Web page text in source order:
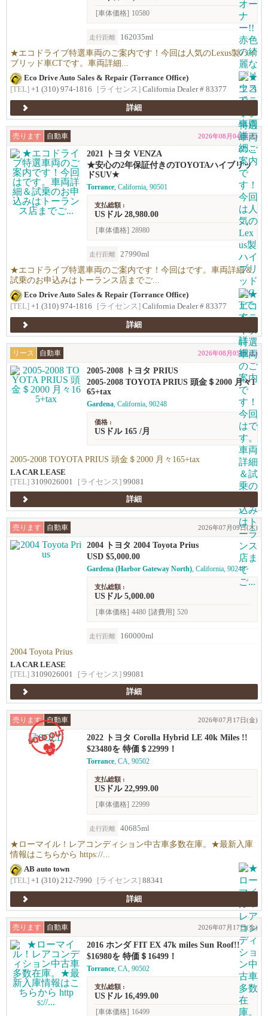
[車体価格] 10580
走行距離 162035ml
★エコドライブ特選車両のご案内です！今回は人気のLexus製ハイ
ブリッド車CTです。車両詳細...
Eco Drive Auto Sales & Repair (Torrance Office)
[TEL] +1 (310) 974-1816 [ライセンス] California Dealer # 83377
詳細
売ります 自動車 2026年08月04日(火)
2021 トヨタ VENZA
★安心の2年保証付きのTOYOTAハイブリッ
ドSUV★
Torrance, California, 90501
支払総額 :
USドル 28,980.00
[車体価格] 28980
走行距離 27990ml
★エコドライブ特選車両のご案内です！今回はです。車両詳細＆
試乗のお申込みはトーランス店までご...
Eco Drive Auto Sales & Repair (Torrance Office)
[TEL] +1 (310) 974-1816 [ライセンス] California Dealer # 83377
詳細
リース 自動車 2026年08月05日(水)
2005-2008 トヨタ PRIUS
2005-2008 TOYOTA PRIUS 頭金＄2000 月々1
65+tax
Gardena, California, 90248
価格 :
USドル 165 /月
2005-2008 TOYOTA PRIUS 頭金＄2000 月々165+tax
LA CAR LEASE
[TEL] 3109026001 [ライセンス] 99081
詳細
売ります 自動車 2026年07月09日(木)
2004 トヨタ 2004 Toyota Prius
USD $5,000.00
Gardena (Harbor Gateway North), California, 90248
支払総額 :
USドル 5,000.00
[車体価格] 4480 [諸費用] 520
走行距離 160000ml
2004 Toyota Prius
LA CAR LEASE
[TEL] 3109026001 [ライセンス] 99081
詳細
売ります 自動車 2026年07月17日(金)
2022 トヨタ Corolla Hybrid LE 40k Miles !!
$23480を 特価＄22999！
Torrance, CA, 90502
支払総額 :
USドル 22,999.00
[車体価格] 22999
走行距離 40685ml
★ローマイル！レアコンディション中古車多数在庫。★最新入庫
情報はこちらから https://...
AB auto town
[TEL] +1 (310) 212-7990 [ライセンス] 88341
詳細
売ります 自動車 2026年07月17日(金)
2016 ホンダ FIT EX 47k miles Sun Roof!!
$16980を 特価＄16499！
Torrance, CA, 90502
支払総額 :
USドル 16,499.00
[車体価格] 16499